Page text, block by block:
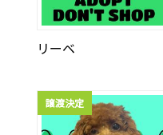
リーベ
譲渡決定